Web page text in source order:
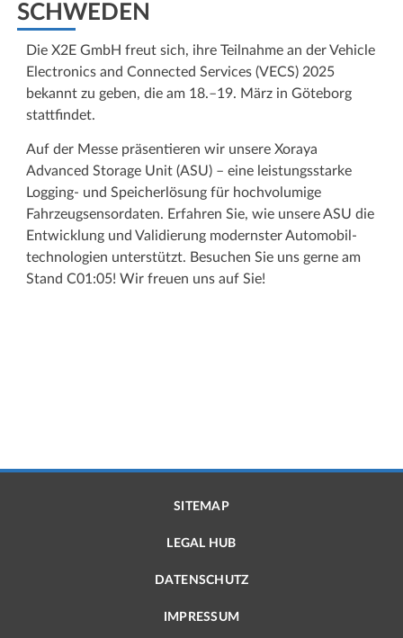
SCHWEDEN
Die X2E GmbH freut sich, ihre Teilnahme an der Vehicle
Electronics and Connected Services (VECS) 2025
bekannt zu geben, die am 18.–19. März in Göteborg
stattfindet.
Auf der Messe präsentieren wir unsere Xoraya
Advanced Storage Unit (ASU) – eine leistungs­starke
Logging- und Speicherlösung für hochvolumige
Fahrzeug­sensordaten. Erfahren Sie, wie unsere ASU die
Entwicklung und Validierung modernster Auto­­mobil­
technologien unterstützt. Besuchen Sie uns gerne am
Stand C01:05! Wir freuen uns auf Sie!
SITEMAP
LEGAL HUB
DATENSCHUTZ
IMPRESSUM